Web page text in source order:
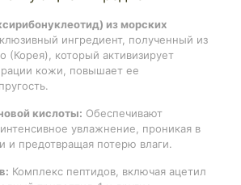
из морских
ингредиент, полученный из
(Корея), который активизирует
кожи, повышает ее
кислоты: Обеспечивают
увлажнение, проникая в
и предотвращая потерю влаги.
Комплекс пептидов, включая ацетил